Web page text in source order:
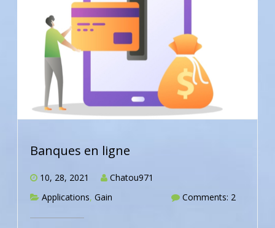
Banques en ligne
10, 28, 2021
Chatou971
Applications, Gain Comments: 2